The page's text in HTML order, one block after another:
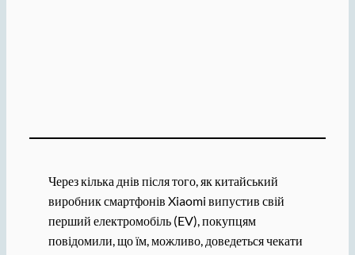
Через кілька днів після того, як китайський
виробник смартфонів Xiaomi випустив свій
перший електромобіль (EV), покупцям
повідомили, що їм, можливо, доведеться чекати